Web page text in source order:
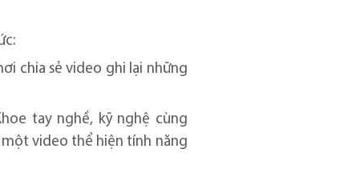
chia sẻ video ghi lại những
tay nghề, kỹ nghệ cùng
một video thể hiện tính năng